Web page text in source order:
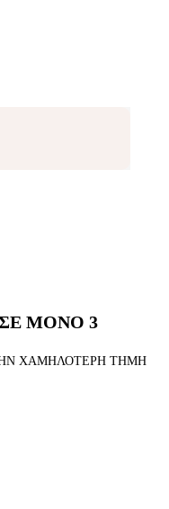
ΜΟΝΟ 3
ΧΑΜΗΛΟΤΕΡΗ ΤΗΜΗ